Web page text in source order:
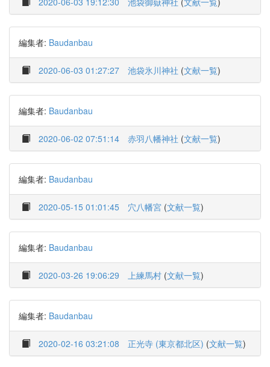
編集者: Baudanbau
2020-06-03 01:27:27 池袋氷川神社 (文献一覧)
編集者: Baudanbau
2020-06-02 07:51:14 赤羽八幡神社 (文献一覧)
編集者: Baudanbau
2020-05-15 01:01:45 穴八幡宮 (文献一覧)
編集者: Baudanbau
2020-03-26 19:06:29 上練馬村 (文献一覧)
編集者: Baudanbau
2020-02-16 03:21:08 正光寺 (東京都北区) (文献一覧)